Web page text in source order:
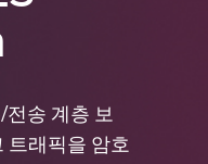
전송 계층 보
트래픽을 암호